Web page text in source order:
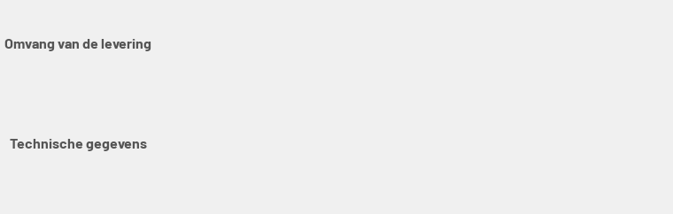
Omvang van de levering
Technische gegevens